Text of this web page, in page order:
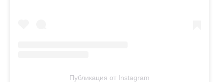
Публикация от Instagram